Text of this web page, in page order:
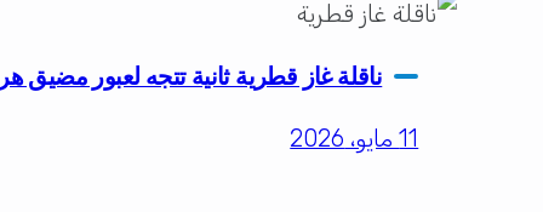
ناقلة غاز قطرية ثانية تتجه لعبور مضيق
11 مايو، 2026